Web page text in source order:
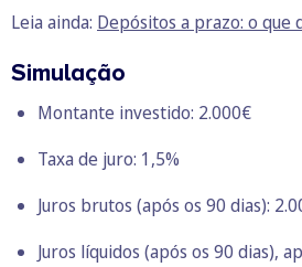
Leia ainda: Depósitos a prazo: o que
Simulação
Montante investido: 2.000€
Taxa de juro: 1,5%
Juros brutos (após os 90 dias):
Juros líquidos (após os 90 dias),